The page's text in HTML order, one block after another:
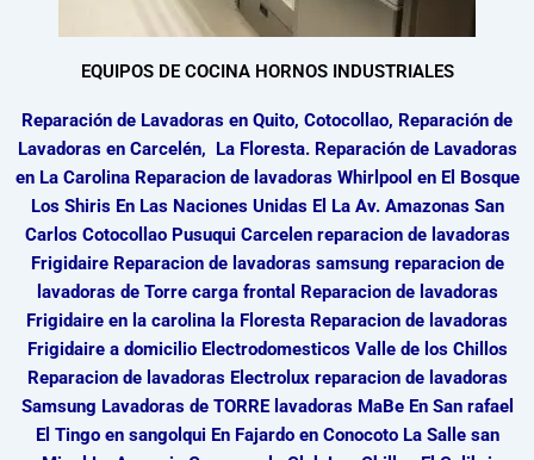
EQUIPOS DE COCINA HORNOS INDUSTRIALES
Reparación de Lavadoras en Quito, Cotocollao, Reparación de
Lavadoras en Carcelén, La Floresta. Reparación de Lavadoras
en La Carolina Reparacion de lavadoras Whirlpool en El Bosque
Los Shiris En Las Naciones Unidas El La Av. Amazonas San
Carlos Cotocollao Pusuqui Carcelen reparacion de lavadoras
Frigidaire Reparacion de lavadoras samsung reparacion de
lavadoras de Torre carga frontal Reparacion de lavadoras
Frigidaire en la carolina la Floresta Reparacion de lavadoras
Frigidaire a domicilio Electrodomesticos Valle de los Chillos
Reparacion de lavadoras Electrolux reparacion de lavadoras
Samsung Lavadoras de TORRE lavadoras MaBe En San rafael
El Tingo en sangolqui En Fajardo en Conocoto La Salle san